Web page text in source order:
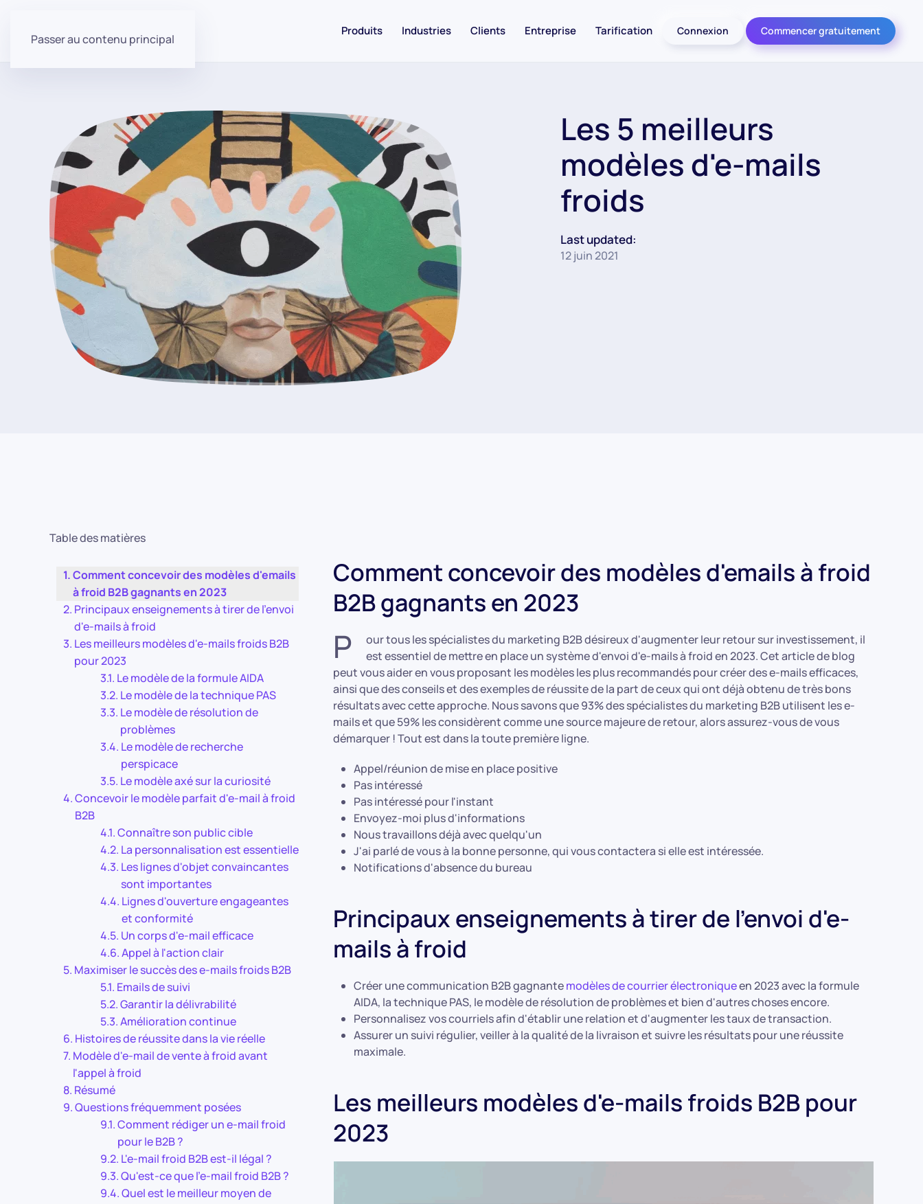
Passer au contenu principal
Produits Industries Clients Entreprise Tarification Connexion Commencer gratuitement
Les 5 meilleurs
modèles d'e-mails
froids
Last updated:
12 juin 2021
Table des matières
Comment concevoir des modèles d'emails
à froid B2B gagnants en 2023
Principaux enseignements à tirer de l'envoi
d'e-mails à froid
Les meilleurs modèles d'e-mails froids B2B
pour 2023
Le modèle de la formule AIDA
Le modèle de la technique PAS
Le modèle de résolution de
problèmes
Le modèle de recherche
perspicace
Le modèle axé sur la curiosité
Concevoir le modèle parfait d'e-mail à froid
B2B
Connaître son public cible
La personnalisation est essentielle
Les lignes d'objet convaincantes
sont importantes
Lignes d'ouverture engageantes
et conformité
Un corps d'e-mail efficace
Appel à l'action clair
Maximiser le succès des e-mails froids B2B
Emails de suivi
Garantir la délivrabilité
Amélioration continue
Histoires de réussite dans la vie réelle
Modèle d'e-mail de vente à froid avant
l'appel à froid
Résumé
Questions fréquemment posées
Comment rédiger un e-mail froid
pour le B2B ?
L'e-mail froid B2B est-il légal ?
Qu'est-ce que l'e-mail froid B2B ?
Quel est le meilleur moyen de
Comment concevoir des modèles d'emails à froid
B2B gagnants en 2023
P
our tous les spécialistes du marketing B2B désireux d'augmenter leur retour sur investissement, il
est essentiel de mettre en place un système d'envoi d'e-mails à froid en 2023. Cet article de blog
peut vous aider en vous proposant les modèles les plus recommandés pour créer des e-mails efficaces,
ainsi que des conseils et des exemples de réussite de la part de ceux qui ont déjà obtenu de très bons
résultats avec cette approche. Nous savons que 93% des spécialistes du marketing B2B utilisent les e-
mails et que 59% les considèrent comme une source majeure de retour, alors assurez-vous de vous
démarquer ! Tout est dans la toute première ligne.
Appel/réunion de mise en place positive
Pas intéressé
Pas intéressé pour l'instant
Envoyez-moi plus d'informations
Nous travaillons déjà avec quelqu'un
J'ai parlé de vous à la bonne personne, qui vous contactera si elle est intéressée.
Notifications d'absence du bureau
Principaux enseignements à tirer de l'envoi d'e-
mails à froid
Créer une communication B2B gagnantemodèles de courrier électroniqueen 2023 avec la formule
AIDA, la technique PAS, le modèle de résolution de problèmes et bien d'autres choses encore.
Personnalisez vos courriels afin d'établir une relation et d'augmenter les taux de transaction.
Assurer un suivi régulier, veiller à la qualité de la livraison et suivre les résultats pour une réussite
maximale.
Les meilleurs modèles d'e-mails froids B2B pour
2023